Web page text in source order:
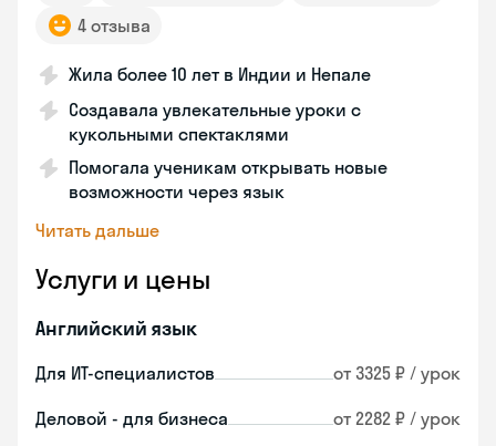
4 отзыва
Жила более 10 лет в Индии и Непале
Создавала увлекательные уроки с
кукольными спектаклями
Помогала ученикам открывать новые
возможности через язык
Читать дальше
Услуги и цены
Английский язык
Для ИТ-специалистов от 3325 ₽ / урок
Деловой - для бизнеса от 2282 ₽ / урок